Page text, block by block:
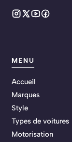
MENU
Accueil
Marques
Style
Types de voitures
Motorisation